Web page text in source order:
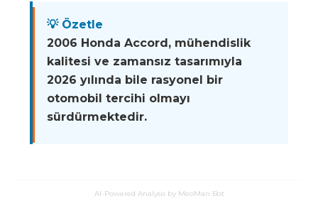
💡 Özetle
2006 Honda Accord, mühendislik
kalitesi ve zamansız tasarımıyla
2026 yılında bile rasyonel bir
otomobil tercihi olmayı
sürdürmektedir.
AI-Powered Analysis by MeoMan Bot